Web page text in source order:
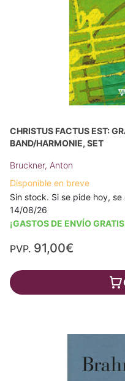
CHRISTUS FACTUS EST:
BAND/HARMONIE, SET
Bruckner, Anton
Disponible en breve
Sin stock. Si se pide hoy,
14/08/26
¡GASTOS DE ENVÍO
PVP. 91,00€